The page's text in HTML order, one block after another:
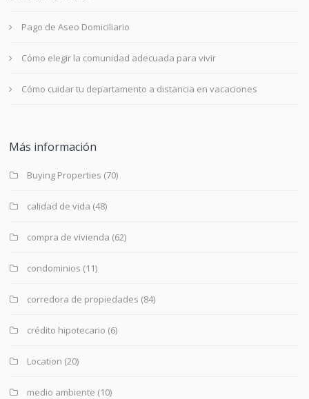
Pago de Aseo Domiciliario
Cómo elegir la comunidad adecuada para vivir
Cómo cuidar tu departamento a distancia en vacaciones
Más información
Buying Properties (70)
calidad de vida (48)
compra de vivienda (62)
condominios (11)
corredora de propiedades (84)
crédito hipotecario (6)
Location (20)
medio ambiente (10)